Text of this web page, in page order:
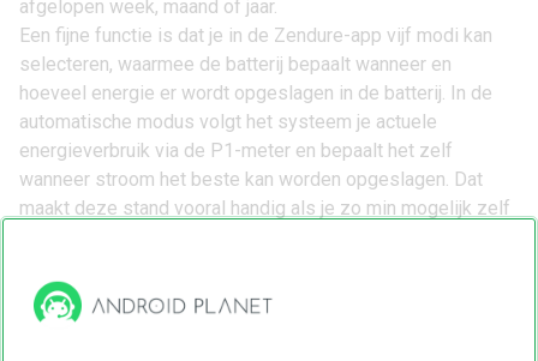
afgelopen week, maand of jaar.
Een fijne functie is dat je in de Zendure-app vijf modi kan
selecteren, waarmee de batterij bepaalt wanneer en
hoeveel energie er wordt opgeslagen in de batterij. In de
automatische modus volgt het systeem je actuele
energieverbruik via de P1-meter en bepaalt het zelf
wanneer stroom het beste kan worden opgeslagen. Dat
maakt deze stand vooral handig als je zo min mogelijk zelf
De ZENKI-modus gaat een stap verder en gebruikt AI om
slim in te spelen op dynamische energieprijzen. Het